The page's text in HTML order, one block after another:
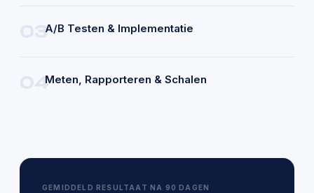
inspanning. Jij weet precies wat we doen en waarom.
03A/B Testen & Implementatie
04Meten, Rapporteren & Schalen
GEMIDDELD RESULTAAT NA 90 DAGEN